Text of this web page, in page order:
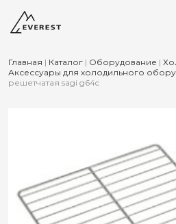
Главная | Каталог | Оборудование |
Аксессуары для холодильного
решетчатая sagi g64c